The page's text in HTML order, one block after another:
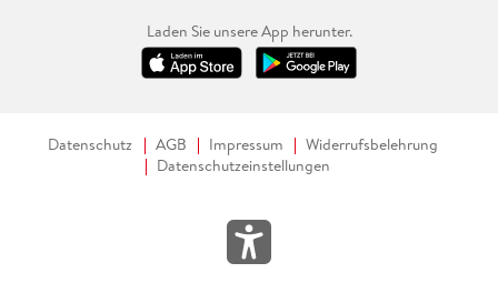
Laden Sie unsere App herunter.
Datenschutz AGB Impressum
Widerrufsbelehrung
Datenschutzeinstellungen